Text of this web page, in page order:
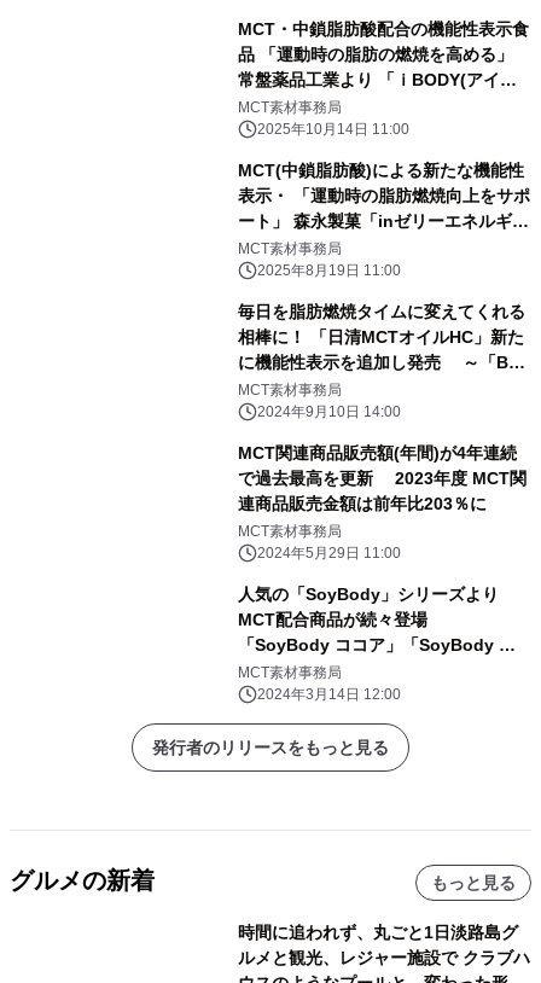
MCT・中鎖脂肪酸配合の機能性表示食
品 「運動時の脂肪の燃焼を高める」
常盤薬品工業より 「ｉBODY(アイボ
ディ) マイコミットMCTゼリー」 が
2025年10月14日(火)より全国で新発売
MCT素材事務局
2025年10月14日 11:00
MCT(中鎖脂肪酸)による新たな機能性
表示・ 「運動時の脂肪燃焼向上をサポ
ート」 森永製菓「inゼリーエネルギ
ー MCT3.2g」が 2025年8月19日(火)
より全国のセブン‐イレブン店舗で新発
MCT素材事務局
2025年8月19日 11:00
毎日を脂肪燃焼タイムに変えてくれる
相棒に！ 「日清MCTオイルHC」新た
に機能性表示を追加し発売 ～「BMI
が高めの方の日常活動時の脂肪の燃焼
を高める」～
MCT素材事務局
2024年9月10日 14:00
MCT関連商品販売額(年間)が4年連続
で過去最高を更新 2023年度 MCT関
連商品販売金額は前年比203％に
MCT素材事務局
2024年5月29日 11:00
人気の「SoyBody」シリーズより
MCT配合商品が続々登場
「SoyBody ココア」「SoyBody バ
ナナ」が 「SoyBody +MCT」シリー
ズでリニューアル新発売！ 3月18日
(月)より 全国(※一部店舗を除く)で販
売開始
MCT素材事務局
2024年3月14日 12:00
発行者のリリースをもっと見る
グルメの新着 もっと見る
時間に追われず、丸ごと1日淡路島グ
ルメと観光、レジャー施設で クラブハ